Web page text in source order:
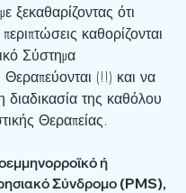
ξεκαθαρίζοντας ότι
καθορίζονται
Σύστημα
Θεραπεύονται (!!) και να
διαδικασία της καθόλου
Θεραπείας.
ή
Σύνδρομο (PMS),